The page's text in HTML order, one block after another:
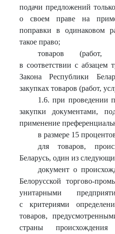
подачи предложений
о своем праве на
поправки в одинаковом
такое право;
товаров (работ,
в соответствии с абзацем
Закона Республики
закупках товаров (работ,
1.6. при проведении
закупки документами,
применение
в размере 15
для товаров,
Беларусь, один из
документ о
Белорусской торгово-
унитарными
с критериями
товаров,
страны